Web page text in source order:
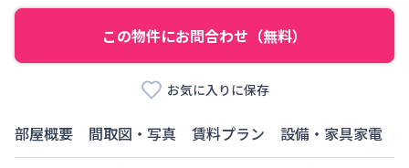
この物件にお問合わせ（無料）
お気に入りに保存
部屋概要 間取図・写真 賃料プラン 設備・家具家電